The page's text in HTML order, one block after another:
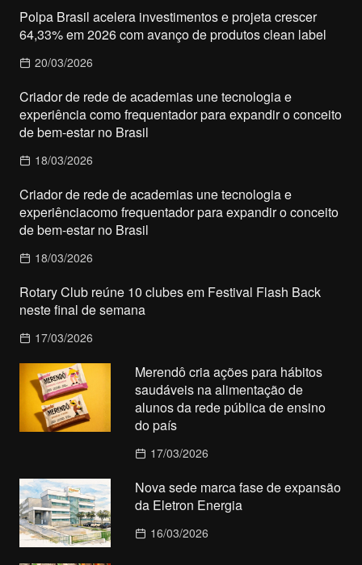
Polpa Brasil acelera investimentos e projeta crescer
64,33% em 2026 com avanço de produtos clean label
20/03/2026
Criador de rede de academias une tecnologia e
experiência como frequentador para expandir o conceito
de bem-estar no Brasil
18/03/2026
Criador de rede de academias une tecnologia e
experiênciacomo frequentador para expandir o conceito
de bem-estar no Brasil
18/03/2026
Rotary Club reúne 10 clubes em Festival Flash Back
neste final de semana
17/03/2026
Merendô cria ações para hábitos
saudáveis na alimentação de
alunos da rede pública de ensino
do país
17/03/2026
Nova sede marca fase de expansão
da Eletron Energia
16/03/2026